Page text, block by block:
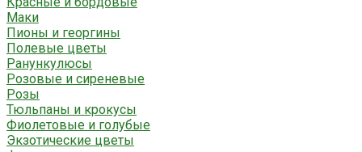
Маки
Пионы и георгины
Полевые цветы
Ранункулюсы
Розовые и сиреневые
Розы
Тюльпаны и крокусы
Фиолетовые и голубые
Экзотические цветы